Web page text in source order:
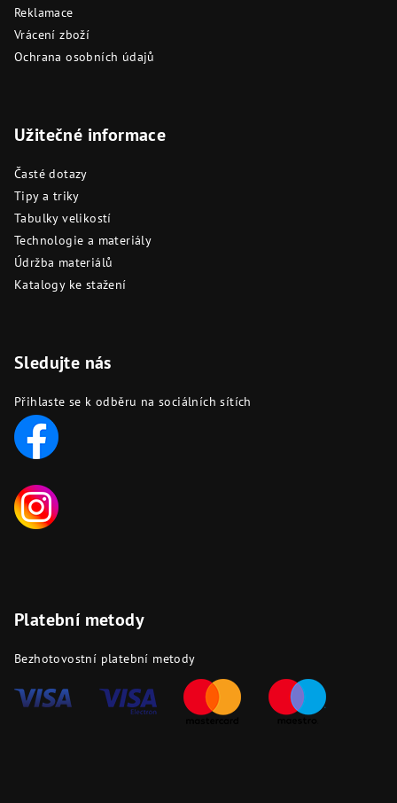
Reklamace
Vrácení zboží
Ochrana osobních údajů
Užitečné informace
Časté dotazy
Tipy a triky
Tabulky velikostí
Technologie a materiály
Údržba materiálů
Katalogy ke stažení
Sledujte nás
Přihlaste se k odběru na sociálních sítích
Platební metody
Bezhotovostní platební metody